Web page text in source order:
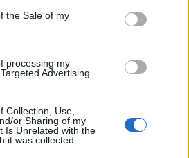
the Sale of my
processing my
Advertising.
Collection, Use,
or Sharing of my
Is Unrelated with the
it was collected.